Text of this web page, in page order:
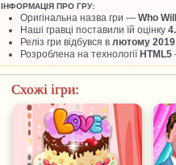
ІНФОРМАЦІЯ ПРО ГРУ:
Оригінальна назва гри — Who
Наші гравці поставили їй оцінку
Реліз гри відбувся в лютому 2019
Розроблена на технологіїHTML5
Схожі ігри: